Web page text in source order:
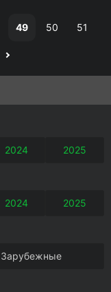
49 50 51
2024 2025
2024 2025
Зарубежные